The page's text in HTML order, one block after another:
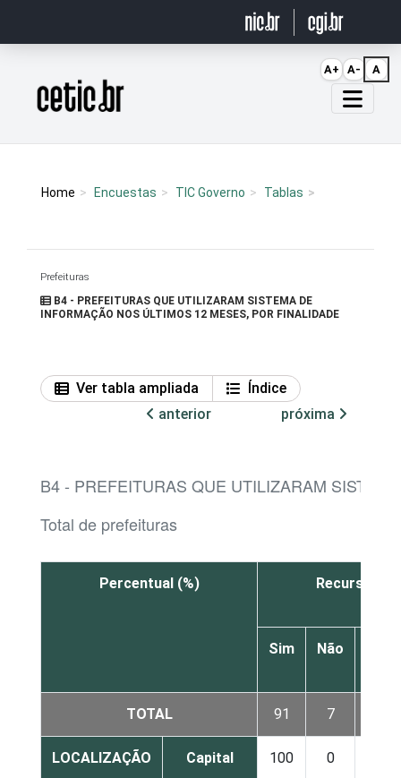
Página inicial
Home Encuestas TIC Governo Tablas
Prefeituras
B4 - PREFEITURAS QUE UTILIZARAM SISTEMA DE
INFORMAÇÃO NOS ÚLTIMOS 12 MESES, POR FINALIDADE
Ver tabla ampliada
Índice
anterior
próxima
B4 - PREFEITURAS QUE UTILIZARAM
Total de prefeituras
Percentual (%) Recursos
Sim Não
TOTAL 91 7
LOCALIZAÇÃO Capital 100 0
A+ A- A